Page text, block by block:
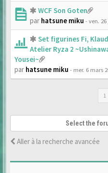
WCF Son Goten
par hatsune miku - ven.
Set figurines Fi,
Atelier Ryza 2
Yousei~
par hatsune miku - mer. 6 mars
1
Select the
Aller à la recherche avancée